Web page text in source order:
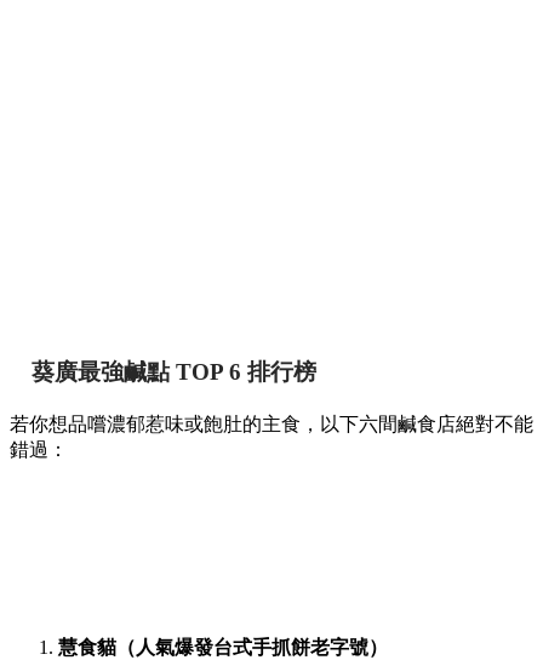
葵廣最強鹹點 TOP 6 排行榜
若你想品嚐濃郁惹味或飽肚的主食，以下六間鹹食店絕對不能
錯過：
慧食貓（人氣爆發台式手抓餅老字號）